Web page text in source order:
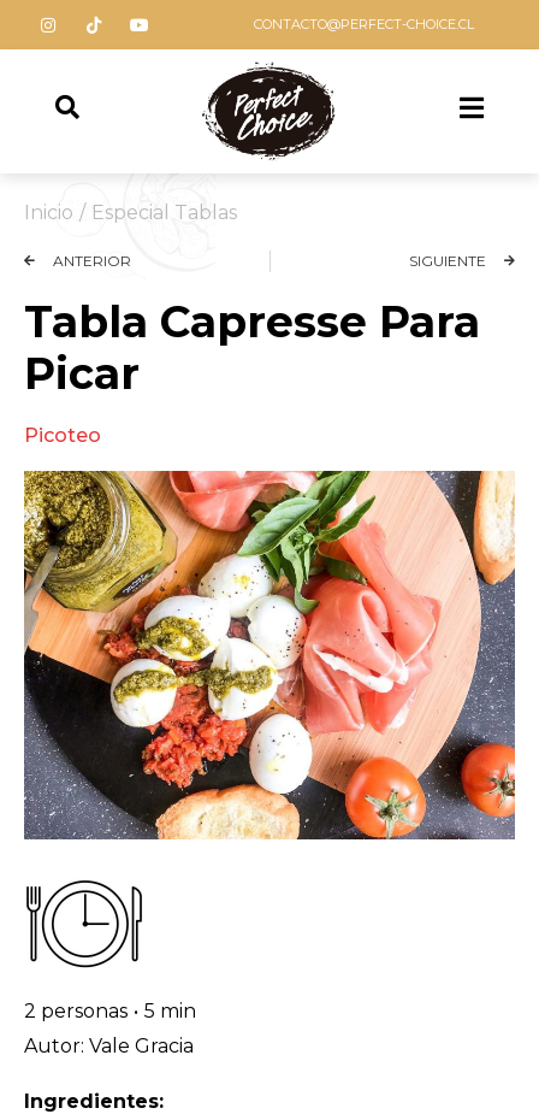
CONTACTO@PERFECT-CHOICE.CL
Inicio / Especial Tablas
ANTERIOR SIGUIENTE
Tabla Capresse Para
Picar
Picoteo
2 personas • 5 min
Autor: Vale Gracia
Ingredientes: